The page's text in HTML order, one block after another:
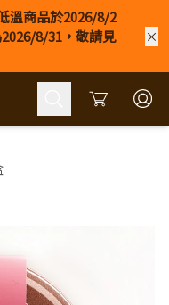
溫商品於2026/8/2
8/31，敬請見
Cart